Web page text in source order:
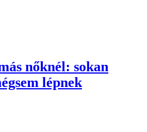
nőknél: sokan
lépnek